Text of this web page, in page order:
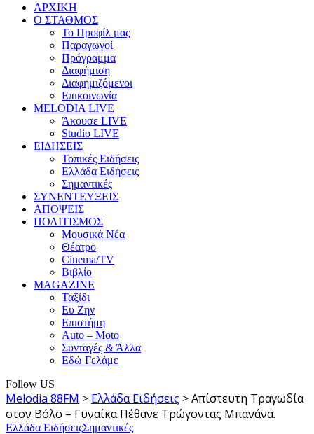
ΑΡΧΙΚΗ
Ο ΣΤΑΘΜΟΣ
Το Προφίλ μας
Παραγωγοί
Πρόγραμμα
Διαφήμιση
Διαφημιζόμενοι
Επικοινωνία
MELODIA LIVE
Άκουσε LIVE
Studio LIVE
ΕΙΔΗΣΕΙΣ
Τοπικές Ειδήσεις
Ελλάδα Ειδήσεις
Σημαντικές
ΣΥΝΕΝΤΕΥΞΕΙΣ
ΑΠΟΨΕΙΣ
ΠΟΛΙΤΙΣΜΟΣ
Μουσικά Νέα
Θέατρο
Cinema/TV
Βιβλίο
MAGAZINE
Ταξίδι
Ευ Ζην
Επιστήμη
Auto – Moto
Συνταγές & Άλλα
Εδώ Γελάμε
Follow US
Melodia 88FM > Ελλάδα Ειδήσεις >Απίστευτη Τραγωδία
στον Βόλο – Γυναίκα Πέθανε Τρώγοντας Μπανάνα.
Ελλάδα ΕιδήσειςΣημαντικές